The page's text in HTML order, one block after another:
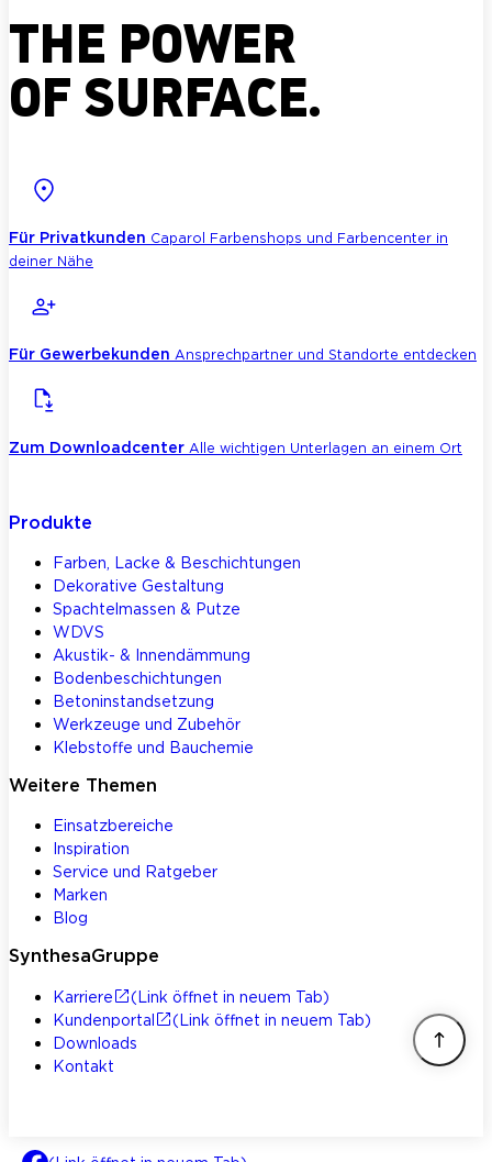
THE POWER
OF SURFACE.
Für Privatkunden Caparol Farbenshops und Farbencenter in
deiner Nähe
Für Gewerbekunden Ansprechpartner und Standorte entdecken
Zum Downloadcenter Alle wichtigen Unterlagen an einem Ort
Produkte
Farben, Lacke & Beschichtungen
Dekorative Gestaltung
Spachtelmassen & Putze
WDVS
Akustik- & Innendämmung
Bodenbeschichtungen
Betoninstandsetzung
Werkzeuge und Zubehör
Klebstoffe und Bauchemie
Weitere Themen
Einsatzbereiche
Inspiration
Service und Ratgeber
Marken
Blog
SynthesaGruppe
Karriere
(Link öffnet in neuem Tab)
Kundenportal
(Link öffnet in neuem Tab)
Downloads
Kontakt